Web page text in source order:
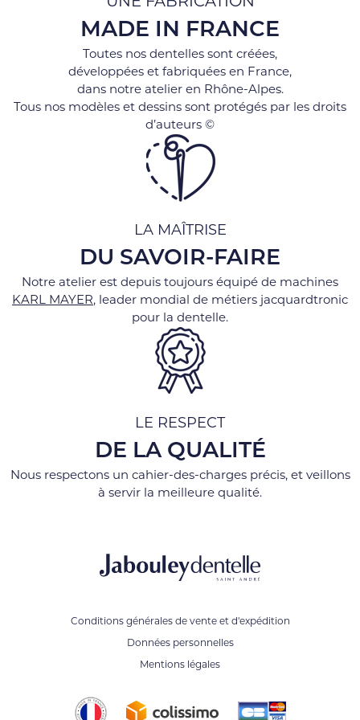
MADE IN FRANCE
Toutes nos dentelles sont créées,
développées et fabriquées en France,
dans notre atelier en Rhône-Alpes.
Tous nos modèles et dessins sont protégés par les droits
d’auteurs ©
LA MAÎTRISE
DU SAVOIR-FAIRE
Notre atelier est depuis toujours équipé de machines
KARL MAYER, leader mondial de métiers jacquardtronic
pour la dentelle.
LE RESPECT
DE LA QUALITÉ
Nous respectons un cahier-des-charges précis, et veillons
à servir la meilleure qualité.
Conditions générales de vente et d'expédition
Données personnelles
Mentions légales